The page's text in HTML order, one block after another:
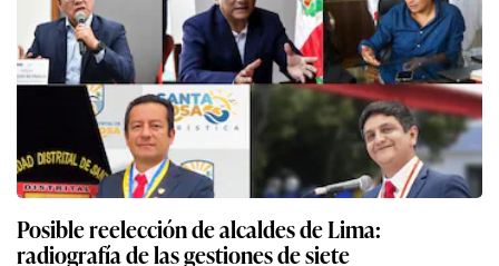
Posible reelección de alcaldes de Lima:
radiografía de las gestiones de siete